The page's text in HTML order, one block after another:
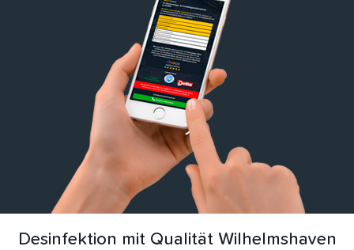
Desinfektion mit Qualität Wilhelmshaven